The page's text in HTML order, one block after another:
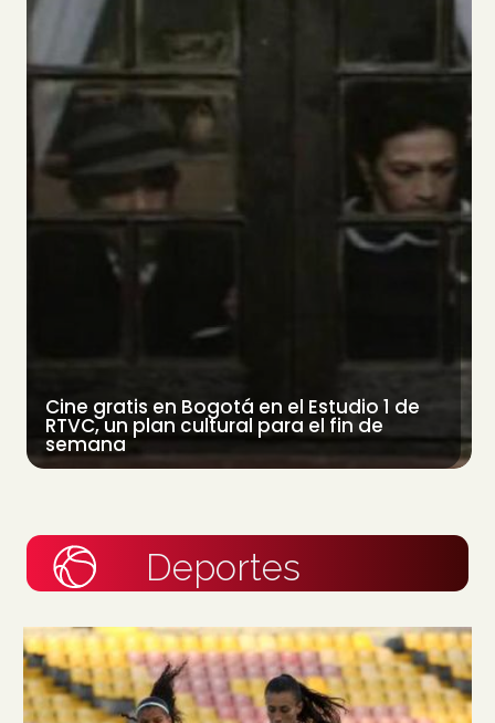
Cine gratis en Bogotá en el Estudio 1 de
RTVC, un plan cultural para el fin de
semana
Deportes